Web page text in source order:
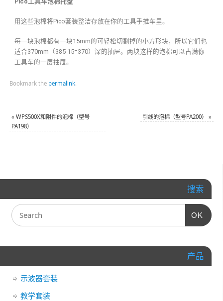
用这些泡棉将Pico套装整洁存放在你的工具手推车里。
每一块泡棉都有一块15mm的可轻松切割掉的小方形块，所以它们也
适合370mm（385-15=370）深的抽屉。两块这样的泡棉可以占满你
工具车的一层抽屉。
Bookmark the permalink.
« WPS500X和附件的泡棉（型号
PA198）
引线的泡棉（型号PA200）»
搜索
OK
产品
示波器套装
教学套装